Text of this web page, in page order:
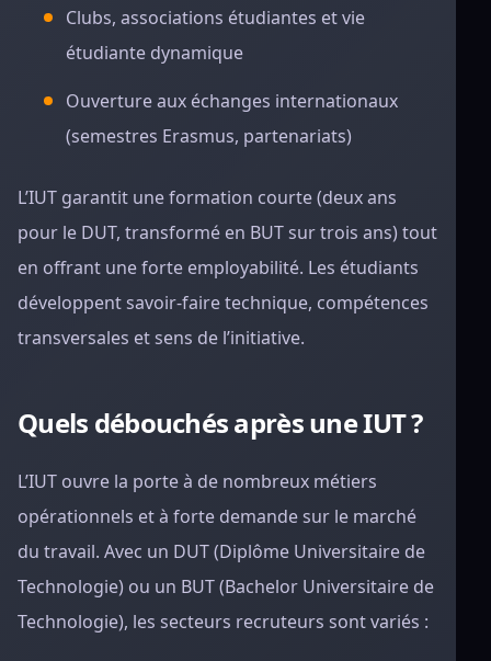
Clubs, associations étudiantes et vie
étudiante dynamique
Ouverture aux échanges internationaux
(semestres Erasmus, partenariats)
L’IUT garantit une formation courte (deux ans
pour le DUT, transformé en BUT sur trois ans) tout
en offrant une forte employabilité. Les étudiants
développent savoir-faire technique, compétences
transversales et sens de l’initiative.
Quels débouchés après une IUT ?
L’IUT ouvre la porte à de nombreux métiers
opérationnels et à forte demande sur le marché
du travail. Avec un DUT (Diplôme Universitaire de
Technologie) ou un BUT (Bachelor Universitaire de
Technologie), les secteurs recruteurs sont variés :